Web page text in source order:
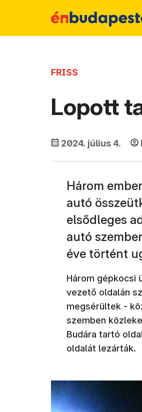
FRISS
Lopott
2024. július 4.
Három
autó
elsődleges
autó
éve történt
Három gépkocsi
vezető oldalán
megsérültek -
szemben
Budára tartó
oldalát lezárták.